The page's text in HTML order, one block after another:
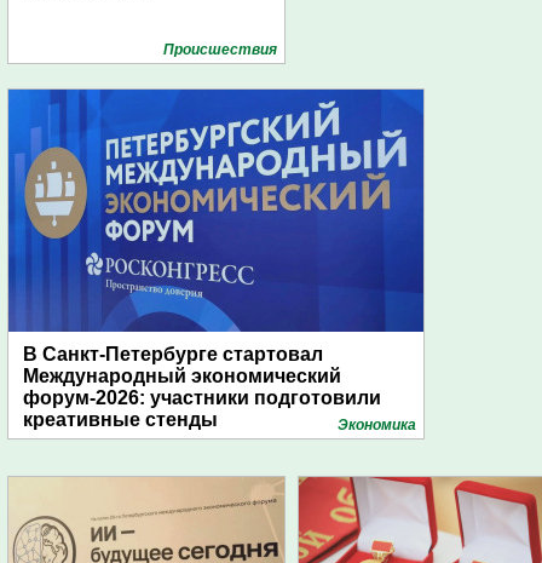
Проиcшествия
В Санкт-Петербурге стартовал
Международный экономический
форум-2026: участники подготовили
креативные стенды
Экономика